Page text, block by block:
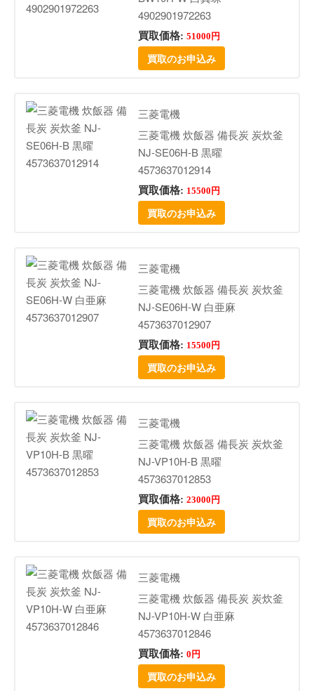
4902901972263
買取価格: 51000円
買取のお申込み
三菱電機
三菱電機 炊飯器 備長炭 炭炊釜
NJ-SE06H-B 黒曜
4573637012914
買取価格: 15500円
買取のお申込み
三菱電機
三菱電機 炊飯器 備長炭 炭炊釜
NJ-SE06H-W 白亜麻
4573637012907
買取価格: 15500円
買取のお申込み
三菱電機
三菱電機 炊飯器 備長炭 炭炊釜
NJ-VP10H-B 黒曜
4573637012853
買取価格: 23000円
買取のお申込み
三菱電機
三菱電機 炊飯器 備長炭 炭炊釜
NJ-VP10H-W 白亜麻
4573637012846
買取価格: 0円
買取のお申込み